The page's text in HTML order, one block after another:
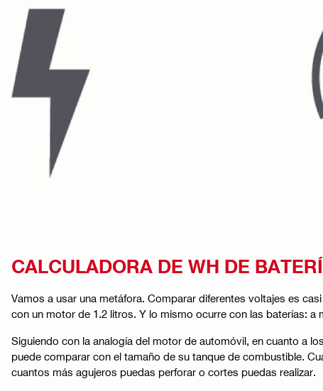
CALCULADORA DE WH DE
Vamos a usar una metáfora. Comparar diferentes voltajes es
con un motor de 1.2 litros. Y lo mismo ocurre con las baterías:
Siguiendo con la analogía del motor de automóvil, en cuanto a
puede comparar con el tamaño de su tanque de combustible.
cuantos más agujeros puedas perforar o cortes puedas realizar.